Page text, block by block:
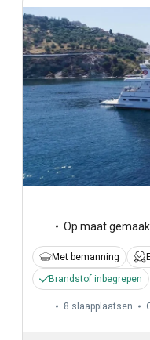
Op maat
Met bemanning
Brandstof inbegrepen
8 slaapplaatsen